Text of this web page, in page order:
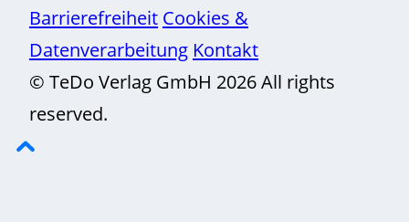
Barrierefreiheit Cookies &
Datenverarbeitung Kontakt
© TeDo Verlag GmbH 2026 All rights
reserved.